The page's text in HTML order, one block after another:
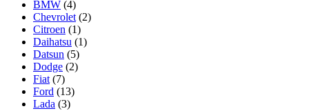
BMW (4)
Chevrolet (2)
Citroen (1)
Daihatsu (1)
Datsun (5)
Dodge (2)
Fiat (7)
Ford (13)
Lada (3)